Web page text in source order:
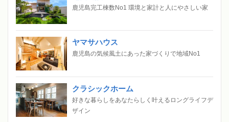
鹿児島完工棟数No1 環境と家計と人にやさしい家
ヤマサハウス
鹿児島の気候風土にあった家づくりで地域No1
クラシックホーム
好きな暮らしをあなたらしく叶えるロングライフデ
ザイン